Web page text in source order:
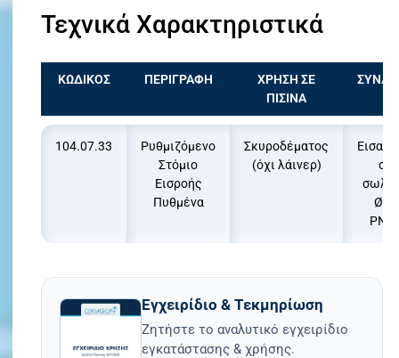
Τεχνικά Χαρακτηριστικά
ΚΩΔΙΚΟΣ ΠΕΡΙΓΡΑΦΗ
ΧΡΗΣΗ ΣΕ
ΠΙΣΙΝΑ
104.07.33
Ρυθμιζόμενο
Στόμιο
Εισροής
Πυθμένα
Σκυροδέματος
(όχι λάινερ)
σε
Ø63
Εγχειρίδιο & Τεκμηρίωση
Ζητήστε το αναλυτικό εγχειρίδιο
εγκατάστασης & χρήσης.